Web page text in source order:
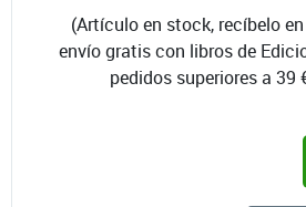
(Artículo en stock, recíbelo
envío gratis con libros de
pedidos superiores a 39